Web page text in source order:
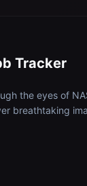
Tracker
the eyes of
breathtaking